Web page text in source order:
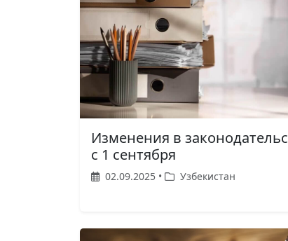
Изменения в
с 1 сентября
02.09.2025 • Узбекистан